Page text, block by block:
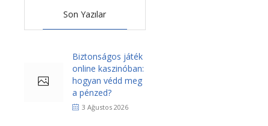
Son Yazılar
Biztonságos játék
online kaszinóban:
hogyan védd meg
a pénzed?
3 Ağustos 2026